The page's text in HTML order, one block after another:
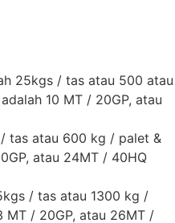
25kgs / tas atau 500 atau
10 MT / 20GP, atau
tas atau 600 kg / palet &
atau 24MT / 40HQ
/ tas atau 1300 kg /
MT / 20GP, atau 26MT /